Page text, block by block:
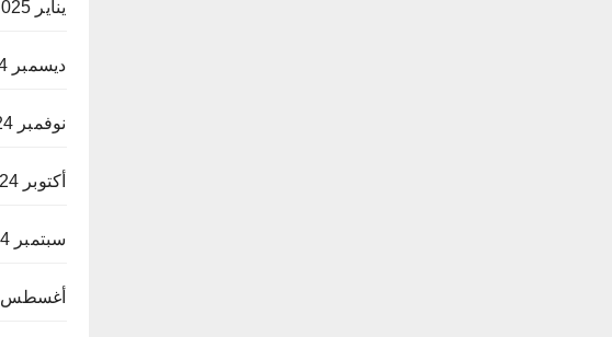
يناير 2025
ديسمبر 2024
نوفمبر 2024
أكتوبر 2024
سبتمبر 2024
أغسطس 2024